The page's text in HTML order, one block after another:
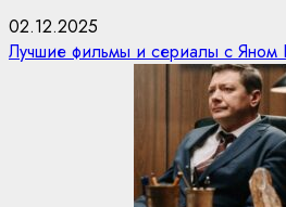
02.12.2025
Лучшие фильмы и сериалы с Яном